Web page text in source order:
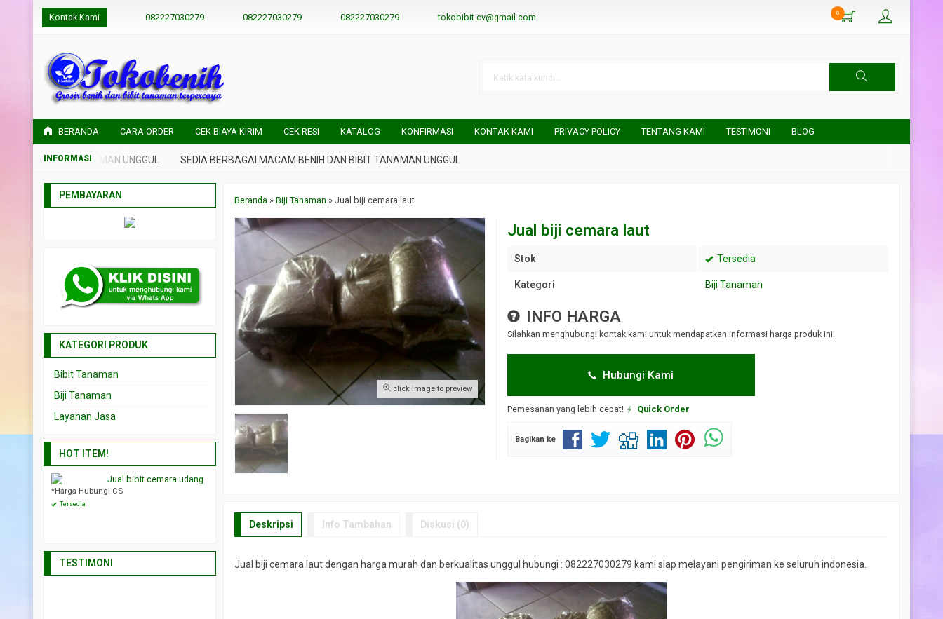
Kontak Kami 082227030279 082227030279 082227030279 tokobibit.cv@gmail.com 0
BERANDA CARA ORDER CEK BIAYA KIRIM CEK RESI KATALOG KONFIRMASI KONTAK KAMI PRIVACY POLICY TENTANG KAMI TESTIMONI BLOG
BIBIT TANAMAN UNGGUL SEDIA BERBAGAI MACAM BENIH DAN BIBIT TANAMAN UNGGUL
Beranda »Biji Tanaman »Jual biji cemara laut
click image to preview
Jual biji cemara laut
Stok Tersedia
Kategori Biji Tanaman
INFO HARGA
Silahkan menghubungi kontak kami untuk mendapatkan informasi harga produk ini.
Hubungi Kami
Pemesanan yang lebih cepat! Quick Order
Bagikan ke
Deskripsi Info Tambahan Diskusi (0)
Jual biji cemara laut dengan harga murah dan berkualitas unggul hubungi : 082227030279 kami siap melayani pengiriman ke seluruh indonesia.
PEMBAYARAN
KATEGORI PRODUK
Bibit Tanaman
Biji Tanaman
Layanan Jasa
HOT ITEM!
Jual bibit cemara udang
*Harga Hubungi CS
Tersedia
TESTIMONI